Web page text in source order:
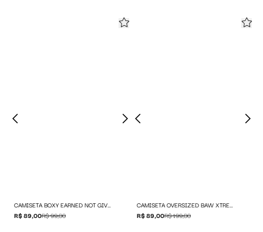
CAMISETA BOXY EARNED NOT GIVEN
R$ 89,00R$ 99,00
CAMISETA OVERSIZED BAW XTREME
R$ 89,00R$ 199,00